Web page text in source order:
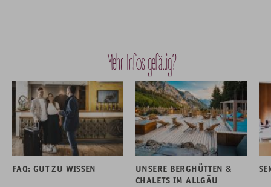
Mehr Infos gefällig?
FAQ: GUT ZU WISSEN
UNSERE BERGHÜTTEN &
CHALETS IM ALLGÄU